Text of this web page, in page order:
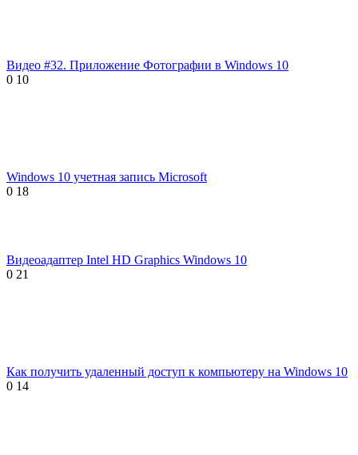
Видео #32. Приложение Фотографии в Windows 10
0 10
Windows 10 учетная запись Microsoft
0 18
Видеоадаптер Intel HD Graphics Windows 10
0 21
Как получить удаленный доступ к компьютеру на Windows 10
0 14